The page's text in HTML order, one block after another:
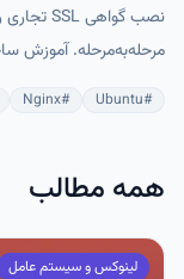
#
Ubuntu
#
Nginx
همه مطالب
لینوکس و سیستم عامل